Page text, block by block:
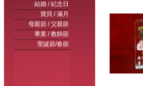
結婚 / 紀念日
寶貝 / 滿月
母親節 / 父親節
畢業 / 教師節
聖誕節/春節